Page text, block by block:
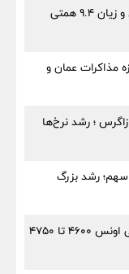
سایپا زیر تیغ اعداد؛ افت ۲۵ درصدی فروش و زیان ۹.۴ همتی
مذاکرات عمان و
زاگرس ؛ رشد نرخ‌ها
ریال برای هر سهم؛ رشد بزرگ
قیمت طلا دوباره منفجر می‌شود؟ | پیش‌بینی اونس ۴۶۰۰ تا ۴۷۵۰